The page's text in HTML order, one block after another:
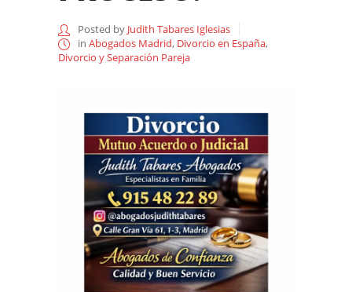
Posted by Judith Tabares Iglesias
in Abogados Madrid, Divorcio en España,
Divorcio y Separación Pareja